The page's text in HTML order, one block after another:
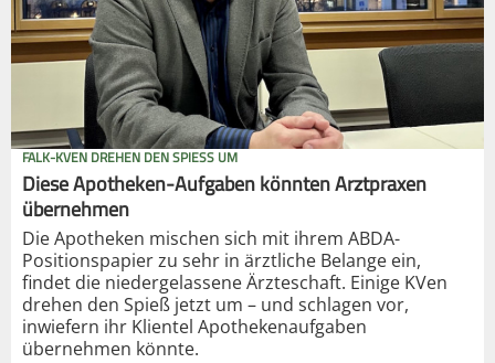
FALK-KVEN DREHEN DEN SPIESS UM
Diese Apotheken-Aufgaben könnten Arztpraxen
übernehmen
Die Apotheken mischen sich mit ihrem ABDA-
Positionspapier zu sehr in ärztliche Belange ein,
findet die niedergelassene Ärzteschaft. Einige KVen
drehen den Spieß jetzt um – und schlagen vor,
inwiefern ihr Klientel Apothekenaufgaben
übernehmen könnte.